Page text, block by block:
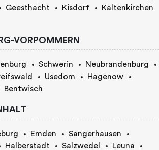
Geesthacht Kisdorf
Kaltenkirchen
VORPOMMERN
Schwerin
Neubrandenburg
Usedom
Hagenow
Bentwisch
Emden
Sangerhausen
Halberstadt Salzwedel Leuna